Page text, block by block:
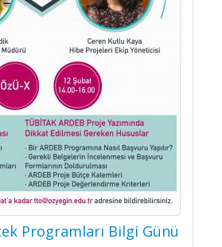
Programları Bilgi Günü